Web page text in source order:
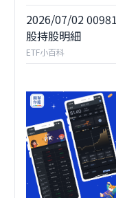
2026/07/02
股持股明細
ETF小百科